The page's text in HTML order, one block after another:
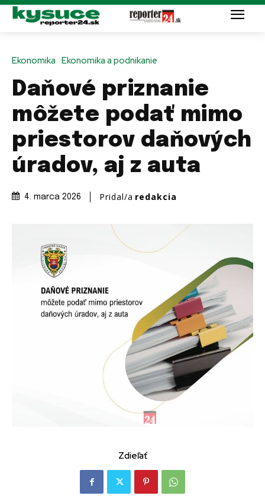
Ekonomika Ekonomika a podnikanie
Daňové priznanie
môžete podať mimo
priestorov daňových
úradov, aj z auta
4. marca 2026 Pridal/a redakcia
Zdieľať